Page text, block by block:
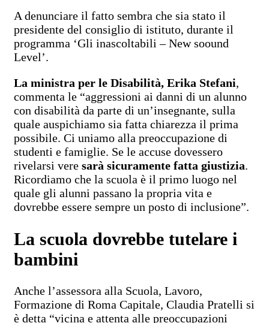
A denunciare il fatto sembra che sia stato il
presidente del consiglio di istituto, durante il
programma ‘Gli inascoltabili – New soound
Level’.
La ministra per le Disabilità, Erika Stefani,
commenta le “aggressioni ai danni di un alunno
con disabilità da parte di un’insegnante, sulla
quale auspichiamo sia fatta chiarezza il prima
possibile. Ci uniamo alla preoccupazione di
studenti e famiglie. Se le accuse dovessero
rivelarsi vere sarà sicuramente fatta giustizia.
Ricordiamo che la scuola è il primo luogo nel
quale gli alunni passano la propria vita e
dovrebbe essere sempre un posto di inclusione”.
La scuola dovrebbe tutelare i
bambini
Anche l’assessora alla Scuola, Lavoro,
Formazione di Roma Capitale, Claudia Pratelli si
è detta “vicina e attenta alle preoccupazioni